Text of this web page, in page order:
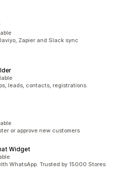
Zapier and Slack sync
leads, contacts, registrations.
or approve new customers
Widget
WhatsApp. Trusted by 15000 Stores